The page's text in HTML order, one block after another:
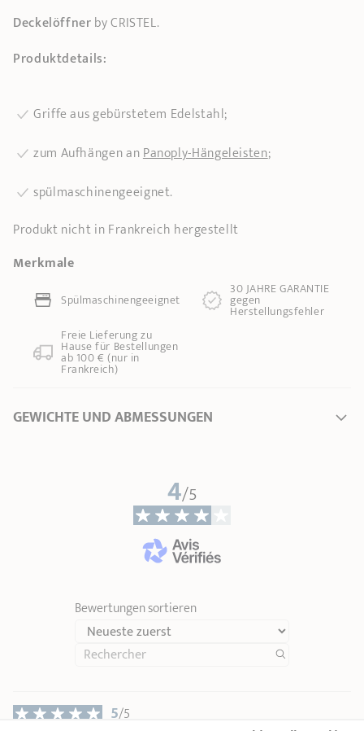
Deckelöffnerby CRISTEL.
Produktdetails:
Griffe aus gebürstetem Edelstahl;
zum Aufhängen anPanoply-Hängeleisten;
spülmaschinengeeignet.
Produkt nicht in Frankreich hergestellt
Merkmale
Spülmaschinengeeignet
30 JAHRE GARANTIE
gegen
Herstellungsfehler
Freie Lieferung zu
Hause für Bestellungen
ab 100 € (nur in
Frankreich)
GEWICHTE UND ABMESSUNGEN
4/5
Bewertungen sortieren
5/5